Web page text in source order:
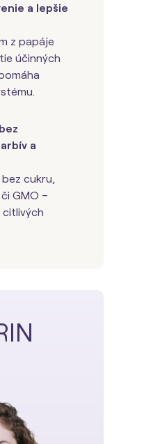
a lepšie
z papáje
účinných
a
cukru,
GMO –
citlivých